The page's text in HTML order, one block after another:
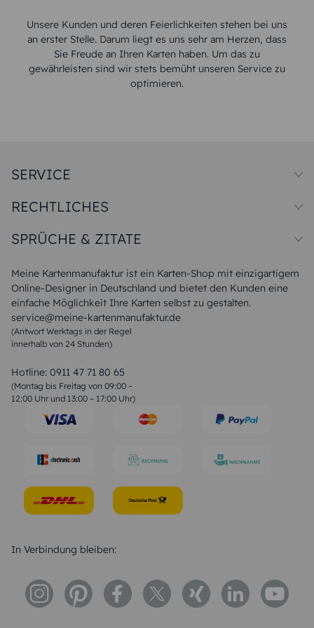
Unsere Kunden und deren Feierlichkeiten stehen bei uns
an erster Stelle. Darum liegt es uns sehr am Herzen, dass
Sie Freude an Ihren Karten haben. Um das zu
gewährleisten sind wir stets bemüht unseren Service zu
optimieren.
Meine Kartenmanufaktur ist ein Karten-Shop mit einzigartigem
Online-Designer in Deutschland und bietet den Kunden eine
einfache Möglichkeit Ihre Karten selbst zu gestalten.
service@meine-kartenmanufaktur.de
(Antwort Werktags in der Regel
innerhalb von 24 Stunden)
Hotline: 0911 47 71 80 65
(Montag bis Freitag von 09:00 –
12:00 Uhr und 13:00 – 17:00 Uhr)
SERVICE
Papiersorten
Unsere Produktion
Magazin
FAQ
RECHTLICHES
Widerrufsbelehrung
SPRÜCHE & ZITATE
Liebeskummer Sprüche
Sommer Sprüche
Muttertagssprüche
Sprüche zur Hochzeit
Sprüche zur Konfirmation & Kommunion
Weihnachtsgedichte
Liebessprüche
Geburtstagssprüche
Trauersprüche
Konfirmation Glückwünsche
In Verbindung bleiben: